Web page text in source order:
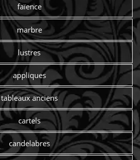
faïence
marbre
lustres
appliques
tableaux anciens
cartels
candelabres